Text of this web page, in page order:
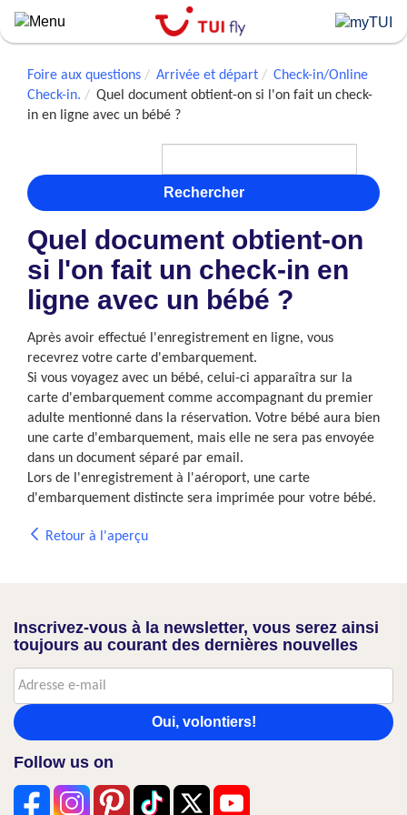
Skip
to
contentFoire aux questions Arrivée et départ
Check-in/Online
Check-in.
Quel document obtient-on si l'on fait un check-
in en ligne avec un bébé ?
Rechercher
Quel document obtient-on
si l'on fait un check-in en
ligne avec un bébé ?
Après avoir effectué l'enregistrement en ligne, vous
recevrez votre carte d'embarquement.
Si vous voyagez avec un bébé, celui-ci apparaîtra sur la
carte d'embarquement comme accompagnant du premier
adulte mentionné dans la réservation. Votre bébé aura bien
une carte d'embarquement, mais elle ne sera pas envoyée
dans un document séparé par email.
Lors de l'enregistrement à l'aéroport, une carte
d'embarquement distincte sera imprimée pour votre bébé.
Retour à l'aperçu
Inscrivez-vous à la newsletter, vous serez ainsi
toujours au courant des dernières nouvelles
Oui, volontiers!
Follow us on